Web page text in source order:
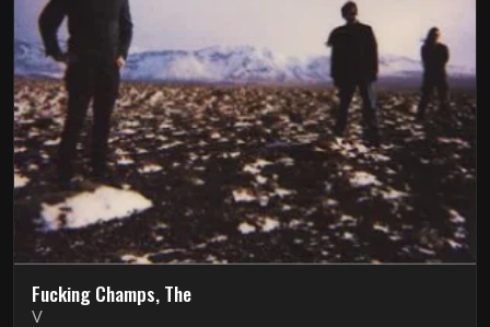
Fucking Champs, The
V